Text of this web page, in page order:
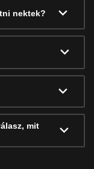
nektek?
mit